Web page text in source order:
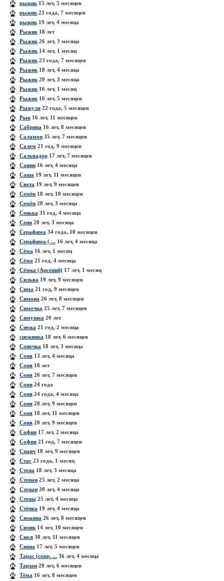
рыжик 15 лет, 5 месяцев
рыжик 23 года, 7 месяцев
рыжик 19 лет, 4 месяца
Рыжик 18 лет
Рыжик 26 лет, 3 месяца
Рыжик 14 лет, 1 месяц
Рыжик 23 года, 7 месяцев
Рыжик 18 лет, 4 месяца
Рыжик 20 лет, 3 месяца
Рыжик 16 лет, 1 месяц
Рыжик 16 лет, 5 месяцев
Рыжуля 22 года, 5 месяцев
Рык 16 лет, 11 месяцев
Сабрина 16 лет, 8 месяцев
Саламон 35 лет, 7 месяцев
Салем 21 год, 9 месяцев
Сальвадор 17 лет, 7 месяцев
Санни 16 лет, 4 месяца
Саша 19 лет, 11 месяцев
Света 19 лет, 9 месяцев
Семён 18 лет, 10 месяцев
Семён 28 лет, 3 месяца
Сенька 31 год, 4 месяца
Сеня 20 лет, 3 месяца
Серафима 34 года, 10 месяцев
Серафима ( ... 16 лет, 4 месяца
Сёма 16 лет, 1 месяц
Сёма 21 год, 4 месяца
Сёмка (Арсений) 17 лет, 1 месяц
Сильва 19 лет, 9 месяцев
Сима 21 год, 9 месяцев
Симона 26 лет, 8 месяцев
Симочка 25 лет, 7 месяцев
Симушка 20 лет
Снежа 21 год, 2 месяца
снежинка 18 лет, 6 месяцев
Сонечка 18 лет, 3 месяца
Соня 13 лет, 4 месяца
Соня 18 лет
Соня 26 лет, 7 месяцев
Соня 24 года
Соня 24 года, 4 месяца
Соня 28 лет, 9 месяцев
Соня 18 лет, 11 месяцев
Соня 20 лет, 9 месяцев
София 17 лет, 2 месяца
София 21 год, 7 месяцев
Спанч 18 лет, 9 месяцев
Стас 23 года, 1 месяц
Степа 18 лет, 3 месяца
Степан 25 лет, 2 месяца
Степан 20 лет, 4 месяца
Стеша 25 лет, 4 месяца
Стёпка 19 лет, 4 месяца
Сюзанна 26 лет, 8 месяцев
Сюзик 14 лет, 10 месяцев
Сюся 30 лет, 11 месяцев
Сюша 17 лет, 5 месяцев
Тарас (сокр. ... 36 лет, 4 месяца
Тарзан 20 лет, 6 месяцев
Тёма 16 лет, 8 месяцев